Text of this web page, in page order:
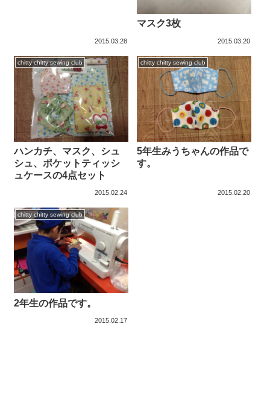
2015.03.28
マスク3枚
2015.03.20
chitty chitty sewing club
ハンカチ、マスク、シュ
シュ、ポケットティッシ
ュケースの4点セット
2015.02.24
chitty chitty sewing club
5年生みうちゃんの作品で
す。
2015.02.20
chitty chitty sewing club
2年生の作品です。
2015.02.17